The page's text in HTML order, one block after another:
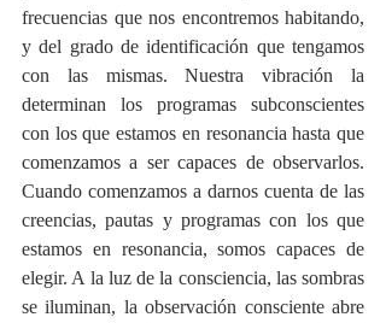
frecuencias que nos encontremos habitando,
y del grado de identificación que tengamos
con las mismas. Nuestra vibración la
determinan los programas subconscientes
con los que estamos en resonancia hasta que
comenzamos a ser capaces de observarlos.
Cuando comenzamos a darnos cuenta de las
creencias, pautas y programas con los que
estamos en resonancia, somos capaces de
elegir. A la luz de la consciencia, las sombras
se iluminan, la observación consciente abre